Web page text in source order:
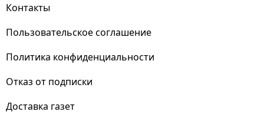
Контакты
Пользовательское соглашение
Политика конфиденциальности
Отказ от подписки
Доставка газет